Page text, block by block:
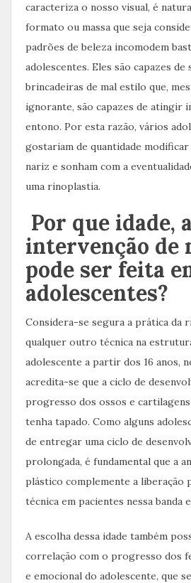
caracteriza o nosso visual, é
formato ou massa que seja
padrões de beleza incomodem
adolescentes. Eles são capazes de
brincadeiras de mal estilo que,
ignorante, são capazes de atingir
entono. Por esta razão, vários
gostariam de quantidade
nariz e sonham com a
uma rinoplastia.
Por que idade, a
intervenção de
pode ser feita
adolescentes?
Considera-se segura a prática da
qualquer outro técnica na
adolescente a partir dos 16 anos,
acredita-se que a ciclo de
progresso dos ossos e
tenha tapado. Como alguns
de entregar uma ciclo de
prolongada, é fundamental que a
plástico complemente a liberação
técnica em pacientes nessa banda
A escolha dessa idade também
correlação com o progresso dos
e emocional do adolescente, que